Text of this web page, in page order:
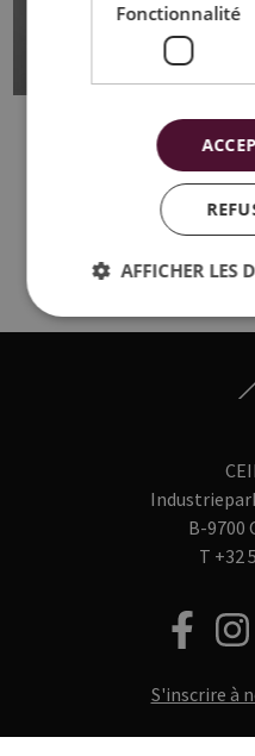
SALLE
B-9700
T +32
S'inscrire à
Fonctionnalité
AFFICHER LES